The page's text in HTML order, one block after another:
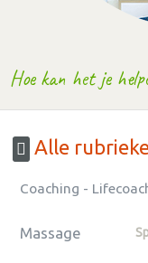
Hoe kan het je
Alle
Coaching -
Massage